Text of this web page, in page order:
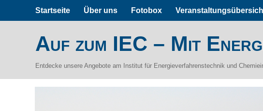
Startseite Über uns Fotobox
Auf zum IEC – Mit
Entdecke unsere Angebote am Institut für Energieverfahrenstechnik und